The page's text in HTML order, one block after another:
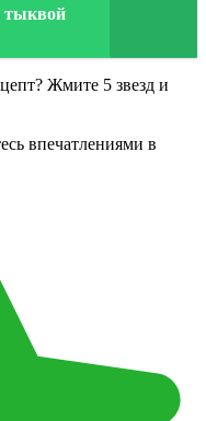
тыквой
Жмите 5 звезд и
впечатлениями в